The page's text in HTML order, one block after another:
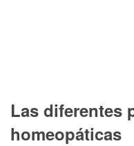
Las diferentes
homeopáticas